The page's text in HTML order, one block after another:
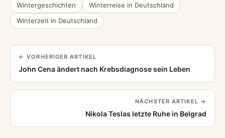
Wintergeschichten
Winterreise in Deutschland
Winterzeit in Deutschland
← VORHERIGER ARTIKEL
John Cena ändert nach Krebsdiagnose sein Leben
NÄCHSTER ARTIKEL →
Nikola Teslas letzte Ruhe in Belgrad